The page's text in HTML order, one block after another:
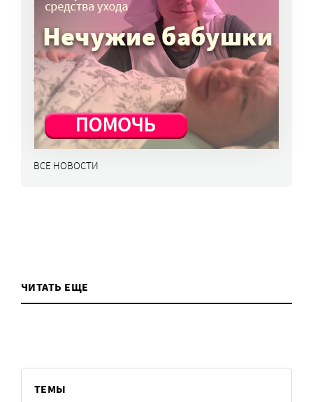
«Энхерту» от рака груди включили
в перечень жизненно важных препаратов
7 авг, 15:15
НКО часто рискуют нарушить закон
о персональных данных. Как этого
избежать?
7 авг, 13:13
ВСЕ НОВОСТИ
ЧИТАТЬ ЕЩЕ
ТЕМЫ